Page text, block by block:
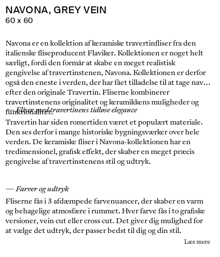
NAVONA, GREY VEIN
60 x 60
Navona er en kollektion af keramiske travertinfliser fra den
italienske fliseproducent Flaviker. Kollektionen er noget helt
særligt, fordi den formår at skabe en meget realistisk
gengivelse af travertinstenen, Navona. Kollektionen er derfor
også den eneste i verden, der har fået tilladelse til at tage navn
efter den originale Travertin. Fliserne kombinerer
travertinstenens originalitet og keramikkens muligheder og
funktionalitet.
— Fliser med travertinens tidløse elegance
Travertin har siden romertiden været et populært materiale.
Den ses derfor i mange historiske bygningsværker over hele
verden. De keramiske fliser i Navona-kollektionen har en
tredimensionel, grafisk effekt, der skaber en meget præcis
gengivelse af travertinstenens stil og udtryk.
— Farver og udtryk
Fliserne fås i 3 afdæmpede farvenuancer, der skaber en varm
og behagelige atmosfære i rummet. Hver farve fås i to grafiske
versioner, vein cut eller cross cut. Det giver dig mulighed for
at vælge det udtryk, der passer bedst til dig og din stil.
Læs mere